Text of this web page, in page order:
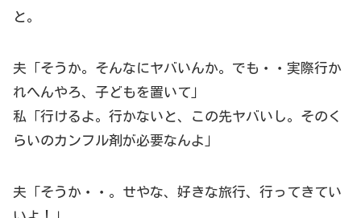
と。
夫「そうか。そんなにヤバいんか。でも・・実際行か
れへんやろ、子どもを置いて」
私「行けるよ。行かないと、この先ヤバいし。そのく
らいのカンフル剤が必要なんよ」
夫「そうか・・。せやな、好きな旅行、行ってきてい